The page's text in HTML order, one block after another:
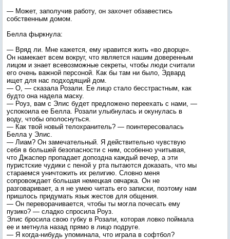
— Может, заполучив работу, он захочет обзавестись
собственным домом.
Белла фыркнула:
— Вряд ли. Мне кажется, ему нравится жить «во дворце».
Он намекает всем вокруг, что является нашим доверенным
лицом и знает всевозможные секреты, чтобы люди считали
его очень важной персоной. Как бы там ни было, Эдвард
ищет для нас подходящий дом.
— О, — сказала Розали. Ее лицо стало бесстрастным, как
будто она надела маску.
— Роуз, вам с Элис будет предложено переехать с нами, —
успокоила ее Белла. Розали улыбнулась и окунулась в
воду, чтобы ополоснуться.
— Как твой новый телохранитель? — поинтересовалась
Белла у Элис.
— Лиам? Он замечательный. Я действительно чувствую
себя в большей безопасности с ним, особенно учитывая,
что Джаспер пропадает допоздна каждый вечер, а эти
пуристские чудики с пеной у рта пытаются доказать, что мы
стараемся уничтожить их религию. Словно меня
сопровождает большая немецкая овчарка. Он не
разговаривает, а я не умею читать его записки, поэтому нам
пришлось придумать язык жестов для общения.
— Он переворачивается, чтобы ты могла почесать ему
пузико? — сладко спросила Роуз.
Элис бросила свою губку в Розали, которая ловко поймала
ее и метнула назад прямо в лицо подруге.
— Я когда-нибудь упоминала, что играла в софтбол?